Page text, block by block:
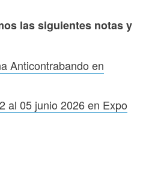
las siguientes notas y
Anticontrabando en
al 05 junio 2026 en Expo